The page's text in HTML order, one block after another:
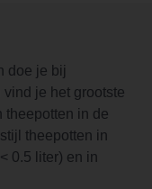
doe je bij
je het grootste
theepotten in de
theepotten in
0.5 liter) en in